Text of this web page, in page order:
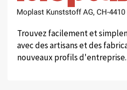
Trouvez facilement et
avec des artisans et des
nouveaux profils d'entreprise.